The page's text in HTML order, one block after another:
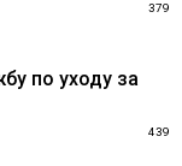
379
по уходу за
439